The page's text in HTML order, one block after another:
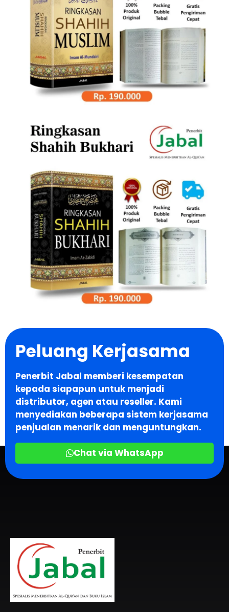
Peluang Kerjasama
Penerbit Jabal memberi kesempatan
kepada siapapun untuk menjadi
distributor, agen atau reseller. Kami
menyediakan beberapa sistem kerjasama
penjualan menarik dan menguntungkan.
Chat via WhatsApp
Penerbit Al Quran & Buku Islam Berpengalaman Sejak 2004